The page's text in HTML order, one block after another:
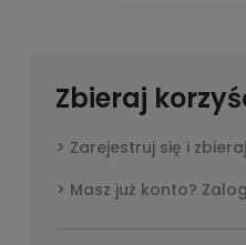
Zbieraj
Zarejestruj się i
Masz już konto?